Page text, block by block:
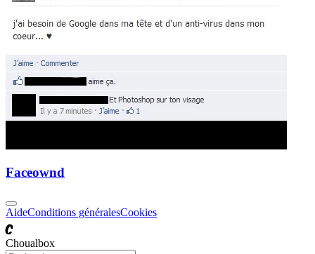
Faceownd
AideConditions généralesCookies
C
Choualbox